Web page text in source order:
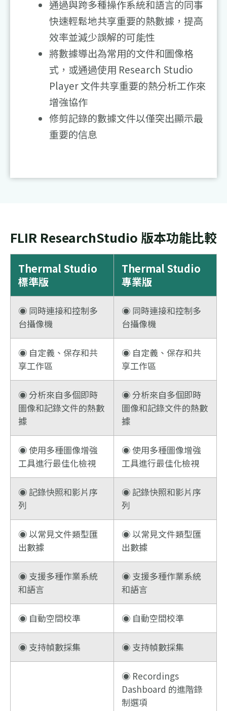
通過與跨多種操作系統和語言的同事
快速輕鬆地共享重要的熱數據，提高
效率並減少誤解的可能性
將數據導出為常用的文件和圖像格
式，或通過使用 Research Studio
Player 文件共享重要的熱分析工作來
增強協作
修剪記錄的數據文件以僅突出顯示最
重要的信息
FLIR ResearchStudio 版本功能比較
Thermal Studio
標準版
Thermal Studio
專業版
◉ 同時連接和控制多
台攝像機
◉ 同時連接和控制多
台攝像機
◉ 自定義、保存和共
享工作區
◉ 自定義、保存和共
享工作區
◉ 分析來自多個即時
圖像和記錄文件的熱數
據
◉ 分析來自多個即時
圖像和記錄文件的熱數
據
◉ 使用多種圖像增強
工具進行最佳化檢視
◉ 使用多種圖像增強
工具進行最佳化檢視
◉ 記錄快照和影片序
列
◉ 記錄快照和影片序
列
◉ 以常見文件類型匯
出數據
◉ 以常見文件類型匯
出數據
◉ 支援多種作業系統
和語言
◉ 支援多種作業系統
和語言
◉ 自動空間校準 ◉ 自動空間校準
◉ 支持幀數採集 ◉ 支持幀數採集
◉ Recordings
Dashboard 的進階錄
制選項